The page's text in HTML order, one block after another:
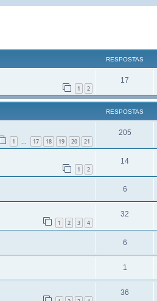
RESPOSTAS
1 2
17
RESPOSTAS
1 ... 17 18 19 20 21
205
1 2
14
6
1 2 3 4
32
6
1
36